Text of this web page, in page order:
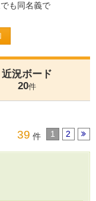
も同名義で
近況ボード
20件
39 件 1 2